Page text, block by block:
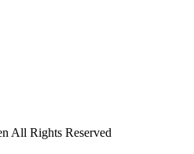
All Rights Reserved